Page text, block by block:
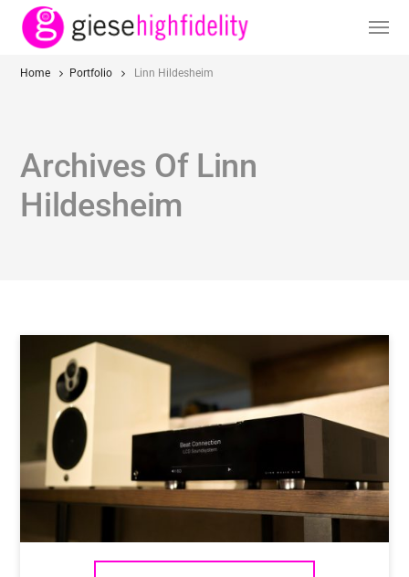
Home Portfolio Linn Hildesheim
Archives Of Linn
Hildesheim